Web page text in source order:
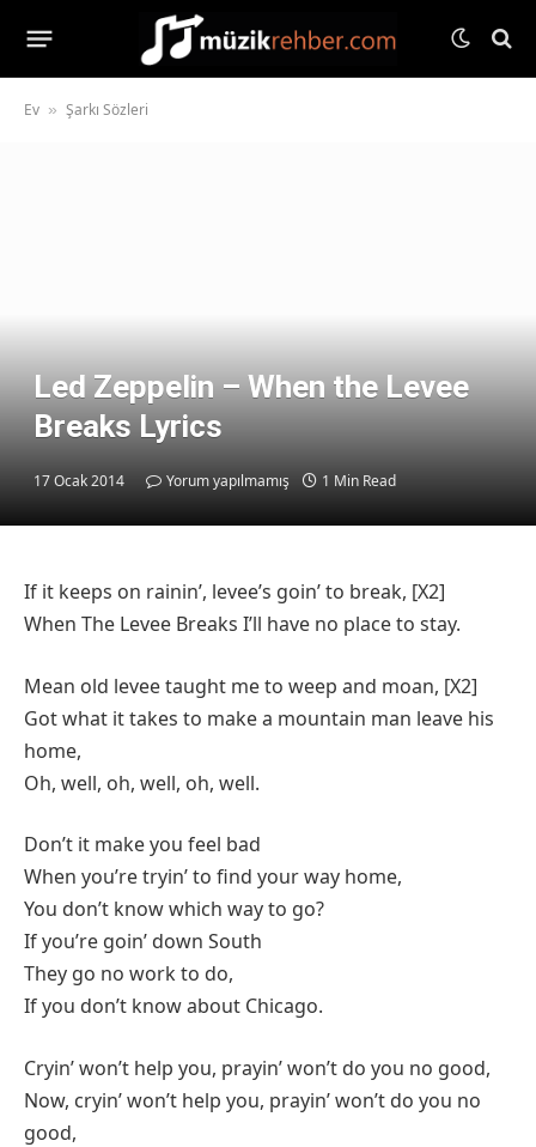
Ev » Şarkı Sözleri
Led Zeppelin – When the Levee
Breaks Lyrics
17 Ocak 2014 Yorum yapılmamış 1 Min Read
If it keeps on rainin’, levee’s goin’ to break, [X2]
When The Levee Breaks I’ll have no place to stay.
Mean old levee taught me to weep and moan, [X2]
Got what it takes to make a mountain man leave his
home,
Oh, well, oh, well, oh, well.
Don’t it make you feel bad
When you’re tryin’ to find your way home,
You don’t know which way to go?
If you’re goin’ down South
They go no work to do,
If you don’t know about Chicago.
Cryin’ won’t help you, prayin’ won’t do you no good,
Now, cryin’ won’t help you, prayin’ won’t do you no
good,